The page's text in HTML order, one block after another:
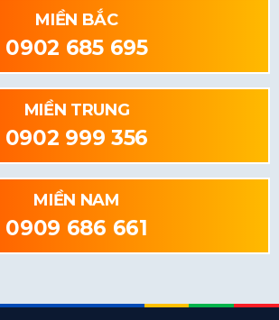
MIỀN BẮC
0902 685 695
MIỀN TRUNG
0902 999 356
MIỀN NAM
0909 686 661